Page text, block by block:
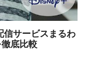
信サービスまるわ
底比較